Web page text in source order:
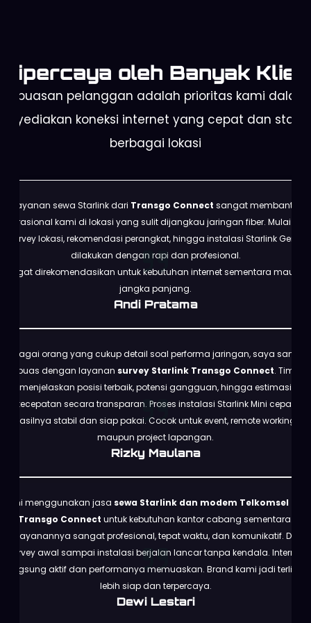
Dipercaya oleh Banyak Klien
Kepuasan pelanggan adalah prioritas kami dalam
koneksi internet yang cepat dan stabil
berbagai lokasi
Layanan sewa Starlink dari Transgo Connect sangat membantu
operasional kami di lokasi yang sulit dijangkau jaringan fiber. Mulai dari
survey lokasi, rekomendasi perangkat, hingga instalasi Starlink Gen 3
dilakukan dengan rapi dan profesional.
Sangat direkomendasikan untuk kebutuhan internet sementara maupun
jangka panjang.
Andi Pratama
Sebagai orang yang cukup detail soal performa jaringan, saya sangat
puas dengan layanan survey Starlink Transgo Connect. Tim
menjelaskan posisi terbaik, potensi gangguan, hingga estimasi
kecepatan secara transparan. Proses instalasi Starlink Mini cepat,
hasilnya stabil dan siap pakai. Cocok untuk event, remote working,
maupun project lapangan.
Rizky Maulana
Kami menggunakan jasa sewa Starlink dan modem Telkomsel dari
Transgo Connect untuk kebutuhan kantor cabang sementara.
Pelayanannya sangat profesional, tepat waktu, dan komunikatif. Dari
survey awal sampai instalasi berjalan lancar tanpa kendala. Internet
langsung aktif dan performanya memuaskan. Brand kami jadi terlihat
lebih siap dan terpercaya.
Dewi Lestari